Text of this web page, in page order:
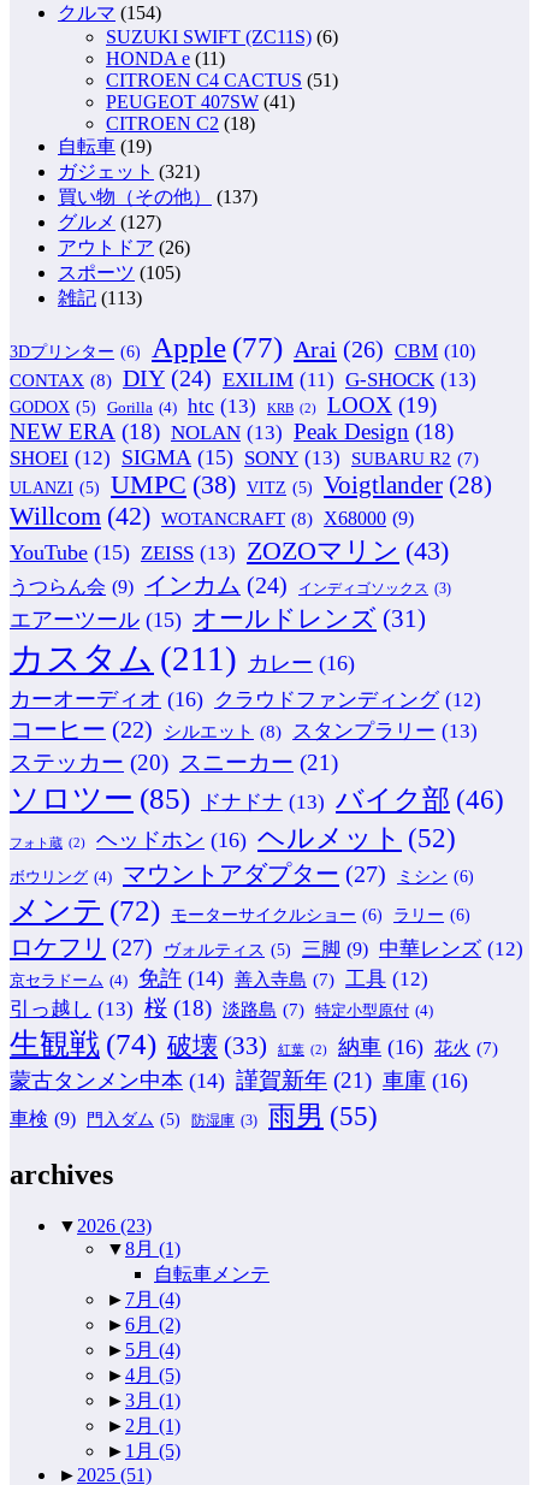
クルマ (154)
SUZUKI SWIFT (ZC11S) (6)
HONDA e (11)
CITROEN C4 CACTUS (51)
PEUGEOT 407SW (41)
CITROEN C2 (18)
自転車 (19)
ガジェット (321)
買い物（その他）
(137)
グルメ (127)
アウトドア (26)
スポーツ (105)
雑記 (113)
3Dプリンター (6) Apple (77) Arai (26) CBM (10)
CONTAX (8) DIY (24) EXILIM (11) G-SHOCK (13)
GODOX (5) Gorilla (4) htc (13) KRB (2) LOOX (19)
NEW ERA (18) NOLAN (13) Peak Design (18)
SHOEI (12) SIGMA (15) SONY (13) SUBARU R2 (7)
ULANZI (5) UMPC (38) VITZ (5) Voigtlander (28)
Willcom (42) WOTANCRAFT (8) X68000 (9)
YouTube (15) ZEISS (13) ZOZOマリン (43)
うつらん会 (9) インカム (24) インディゴソックス (3)
エアーツール (15) オールドレンズ (31)
カスタム (211) カレー (16)
カーオーディオ (16) クラウドファンディング (12)
コーヒー (22) シルエット (8) スタンプラリー (13)
ステッカー (20) スニーカー (21)
ソロツー (85) ドナドナ (13) バイク部 (46)
フォト蔵 (2) ヘッドホン (16) ヘルメット (52)
ボウリング (4) マウントアダプター (27) ミシン (6)
メンテ (72) モーターサイクルショー (6) ラリー (6)
ロケフリ (27) ヴォルティス (5) 三脚 (9) 中華レンズ (12)
京セラドーム (4) 免許 (14) 善入寺島 (7) 工具 (12)
引っ越し (13) 桜 (18) 淡路島 (7) 特定小型原付 (4)
生観戦 (74) 破壊 (33) 紅葉 (2) 納車 (16) 花火 (7)
蒙古タンメン中本 (14) 謹賀新年 (21) 車庫 (16)
車検 (9) 門入ダム (5) 防湿庫 (3) 雨男 (55)
archives
▼ 2026 (23)
▼8月 (1)
自転車メンテ
► 7月 (4)
►6月 (2)
► 5月 (4)
►4月 (5)
►3月 (1)
► 2月 (1)
► 1月 (5)
► 2025 (51)